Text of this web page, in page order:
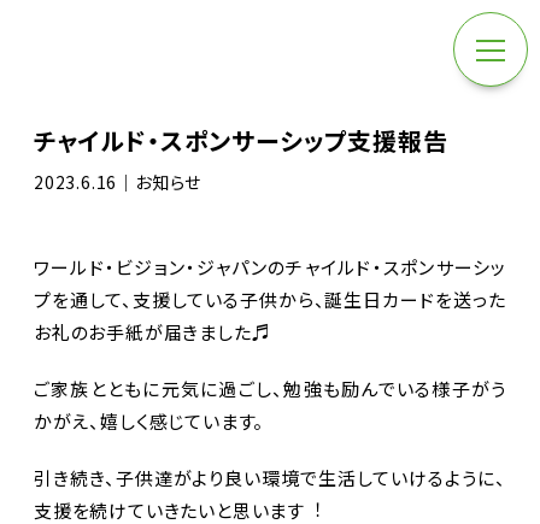
チャイルド・スポンサーシップ支援報告
2023.6.16｜お知らせ
ワールド・ビジョン・ジャパンのチャイルド・スポンサーシッ
プを通して、支援している子供から、誕生日カードを送った
お礼のお手紙が届きました♬
ご家族とともに元気に過ごし、勉強も励んでいる様子がう
かがえ、嬉しく感じています。
引き続き、子供達がより良い環境で生活していけるように、
支援を続けていきたいと思います︕